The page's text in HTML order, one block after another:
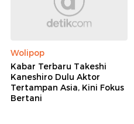
Wolipop
Kabar Terbaru Takeshi
Kaneshiro Dulu Aktor
Tertampan Asia, Kini Fokus
Bertani